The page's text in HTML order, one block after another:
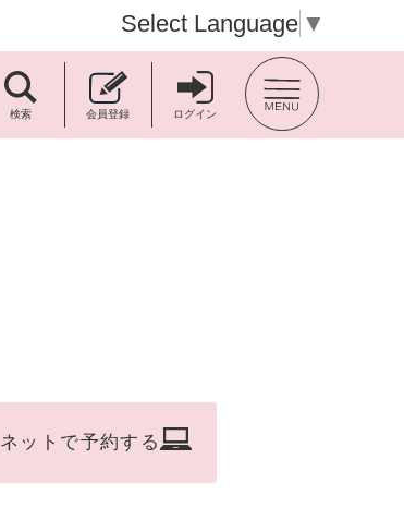
Select Language ▼
検索 会員登録 ログイン
ネットで予約する